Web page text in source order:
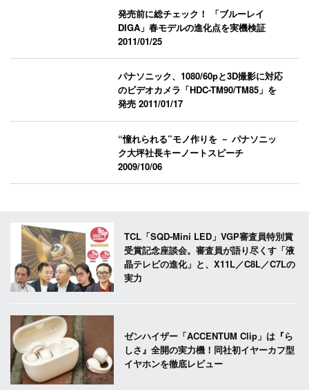
発売前に総チェック！ 「ブルーレイ
DIGA」春モデルの進化点を実機検証
2011/01/25
パナソニック、1080/60pと3D撮影に対応
のビデオカメラ「HDC-TM90/TM85」を
発売2011/01/17
“憧れられる”モノ作りを － パナソニッ
ク大坪社長キーノートスピーチ
2009/10/06
TCL「SQD-Mini LED」VGP審査員特別賞
受賞記念座談会。審査員が語り尽くす「液
晶テレビの進化」と、X11L／C8L／C7Lの
実力
ゼンハイザー「ACCENTUM Clip」は『ら
しさ』全開の実力機！同社初イヤーカフ型
イヤホンを徹底レビュー